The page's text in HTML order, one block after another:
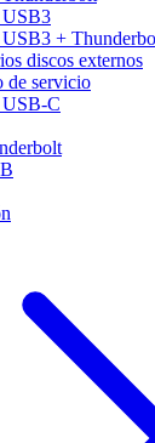
+
discos externos
de servicio
C